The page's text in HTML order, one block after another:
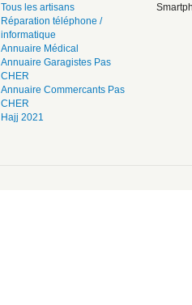
Tous les artisans
Réparation téléphone /
informatique
Annuaire Médical
Annuaire Garagistes Pas
CHER
Annuaire Commercants Pas
CHER
Hajj 2021